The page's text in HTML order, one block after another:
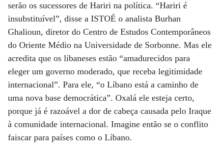
serão os sucessores de Hariri na política. “Hariri é
insubstituível”, disse a ISTOÉ o analista Burhan
Ghalioun, diretor do Centro de Estudos Contemporâneos
do Oriente Médio na Universidade de Sorbonne. Mas ele
acredita que os libaneses estão “amadurecidos para
eleger um governo moderado, que receba legitimidade
internacional”. Para ele, “o Líbano está a caminho de
uma nova base democrática”. Oxalá ele esteja certo,
porque já é razoável a dor de cabeça causada pelo Iraque
à comunidade internacional. Imagine então se o conflito
faiscar para países como o Líbano.